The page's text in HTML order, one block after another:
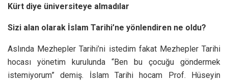
Kürt diye üniversiteye almadılar
Sizi alan olarak İslam Tarihi’ne yönlendiren ne oldu?
Aslında Mezhepler Tarihi’ni istedim fakat Mezhepler Tarihi
hocası yönetim kurulunda “Ben bu çocuğu göndermek
istemiyorum” demiş. İslam Tarihi hocam Prof. Hüseyin